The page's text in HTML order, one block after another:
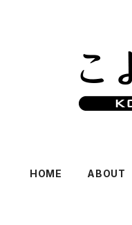
HOME ABOUT